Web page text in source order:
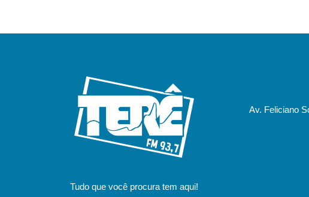
Tudo que você procura tem aqui!
Av. Feliciano